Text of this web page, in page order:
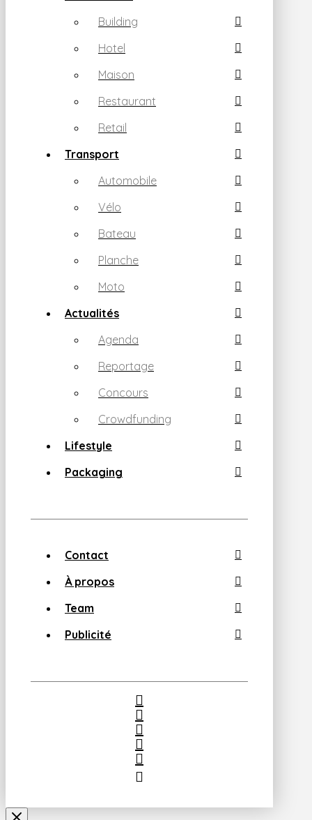
Building
Hotel
Maison
Restaurant
Retail
Transport
Automobile
Vélo
Bateau
Planche
Moto
Actualités
Agenda
Reportage
Concours
Crowdfunding
Lifestyle
Packaging
Contact
À propos
Team
Publicité